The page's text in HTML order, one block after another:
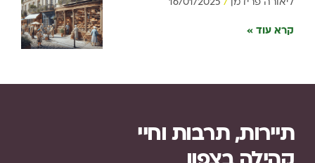
קרא עוד »
תיירות, תרבות וחיי